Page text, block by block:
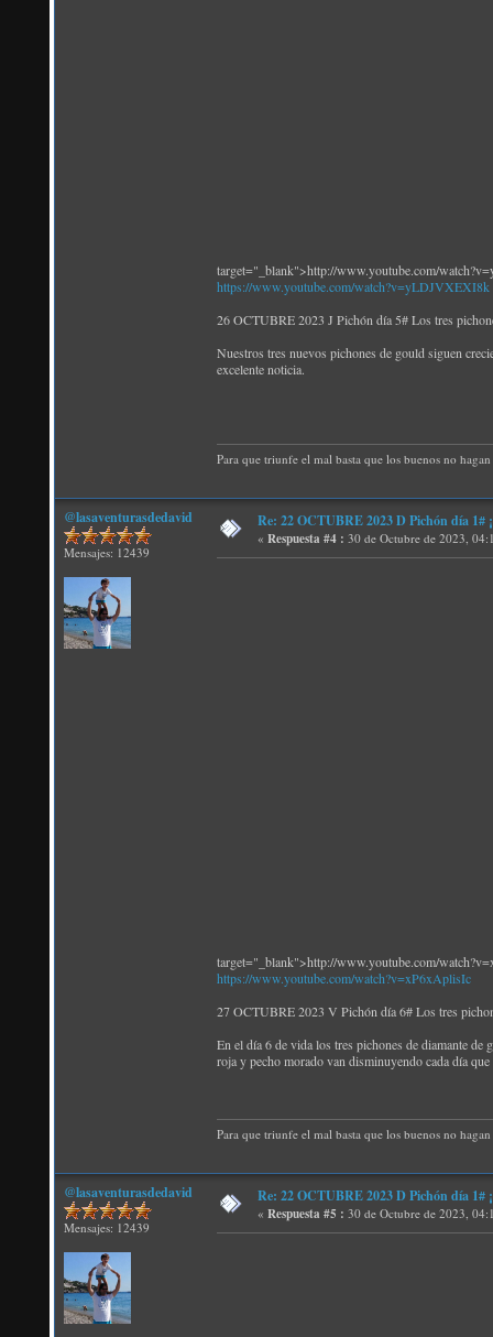
target="_blank">http://www.youtube.com/
https://www.youtube.com/watch?v=yLDJVXEXI8k
26 OCTUBRE 2023 J Pichón día 5# Los tres
Nuestros tres nuevos pichones de gould siguen
excelente noticia.
Para que triunfe el mal basta que los buenos no
@lasaventurasdedavid
Mensajes: 12439
Re: 22 OCTUBRE 2023 D Pichón día
« Respuesta #4 : 30 de Octubre de 2023,
target="_blank">http://www.youtube.com/
https://www.youtube.com/watch?v=xP6xAplisIc
27 OCTUBRE 2023 V Pichón día 6# Los tres
En el día 6 de vida los tres pichones de diamante de
roja y pecho morado van disminuyendo cada día que
Para que triunfe el mal basta que los buenos no
@lasaventurasdedavid
Mensajes: 12439
Re: 22 OCTUBRE 2023 D Pichón día
« Respuesta #5 : 30 de Octubre de 2023,